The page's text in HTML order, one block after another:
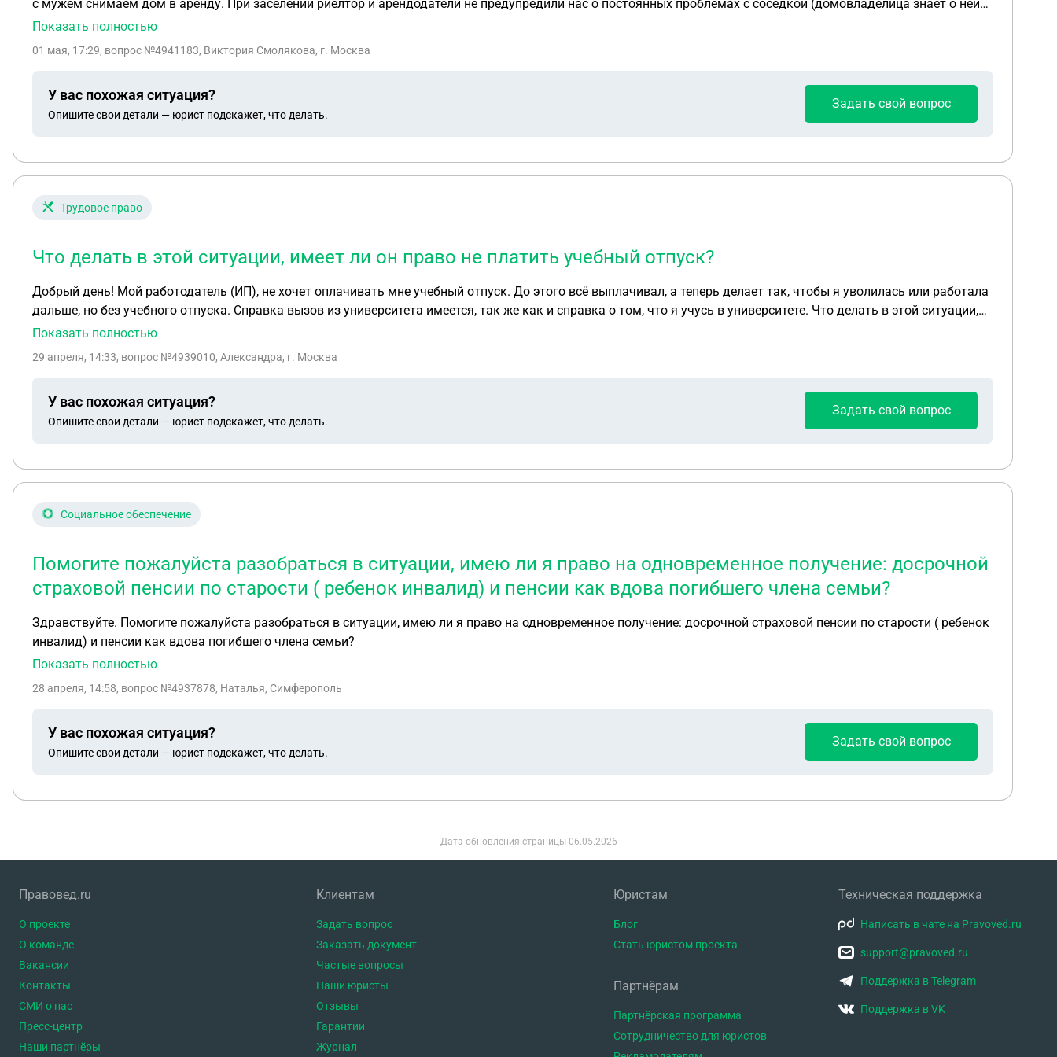
с мужем снимаем дом в аренду. При заселении риелтор и арендодатели не предупредили нас о постоянных проблемах с соседкой (домовладелица знает о ней
уже 3 года и не может договориться). Суть проблемы: Соседка несколько раз в месяц (включая будние дни) громко слушает музыку, нарушая закон о тишине, и
подписывать коллективную жалобу отказались. Наши действия: Мы написали заявление в полицию. 16.07.2025 получили ответ из МВД по Новосибирской
соседке до подписания договора? Можно ли считать это существенным недостатком, о котором нас не известили? 2. Можем ли мы требовать от арендодателя
соразмерного снижения арендной платы (например, на 15–20% за каждый месяц, когда соседка нарушает тишину), так как условие для комфортного
расторгнуть договор аренды досрочно без потери залога, сославшись на то, что арендодатель не обеспечил нам право на отдых и тишину? Или придется через
Показать полностью
01 мая, 17:29, вопрос №4941183, Виктория Смолякова, г. Москва
У вас похожая ситуация?
Опишите свои детали — юрист подскажет, что делать.
Задать свой вопрос
Трудовое право
Что делать в этой ситуации, имеет ли он право не платить учебный отпуск?
Добрый день! Мой работодатель (ИП), не хочет оплачивать мне учебный отпуск. До этого всё выплачивал, а теперь делает так, чтобы я уволилась или работала
дальше, но без учебного отпуска. Справка вызов из университета имеется, так же как и справка о том, что я учусь в университете. Что делать в этой ситуации,
имеет ли он право не платить учебный отпуск?
Показать полностью
29 апреля, 14:33, вопрос №4939010, Александра, г. Москва
У вас похожая ситуация?
Опишите свои детали — юрист подскажет, что делать.
Задать свой вопрос
Социальное обеспечение
Помогите пожалуйста разобраться в ситуации, имею ли я право на одновременное получение: досрочной
страховой пенсии по старости ( ребенок инвалид) и пенсии как вдова погибшего члена семьи?
Здравствуйте. Помогите пожалуйста разобраться в ситуации, имею ли я право на одновременное получение: досрочной страховой пенсии по старости ( ребенок
инвалид) и пенсии как вдова погибшего члена семьи?
Показать полностью
28 апреля, 14:58, вопрос №4937878, Наталья, Симферополь
У вас похожая ситуация?
Опишите свои детали — юрист подскажет, что делать.
Задать свой вопрос
Дата обновления страницы 06.05.2026
Правовед.ru
О проекте
О команде
Вакансии
Контакты
СМИ о нас
Пресс-центр
Наши партнёры
Клиентам
Задать вопрос
Заказать документ
Частые вопросы
Наши юристы
Отзывы
Гарантии
Журнал
Юристам
Блог
Стать юристом проекта
Партнёрам
Партнёрская программа
Сотрудничество для юристов
Техническая поддержка
Написать в чате на Pravoved.ru
support@pravoved.ru
Поддержка в Telegram
Поддержка в VK